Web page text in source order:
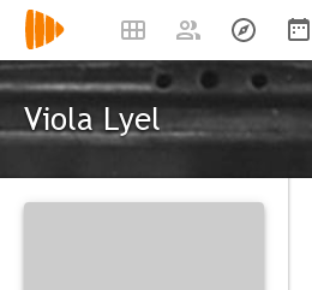
Viola Lyel